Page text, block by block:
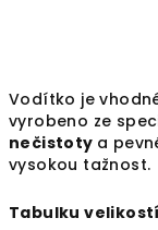
Vodítko je
vyrobeno ze
nečistoty a
vysokou tažnost.
Tabulku